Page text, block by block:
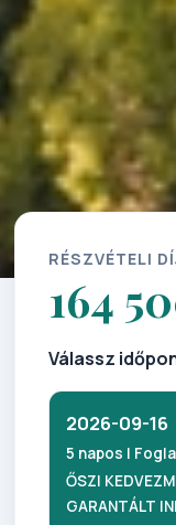
RÉSZVÉTELI
164
Válassz
2026-09-16
5 napos |
ŐSZI
GARANTÁLT